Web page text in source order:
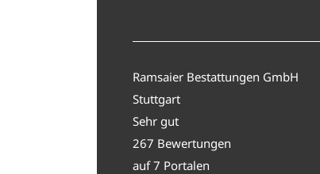
Ramsaier Bestattungen GmbH
Stuttgart
Sehr gut
267 Bewertungen
auf 7 Portalen